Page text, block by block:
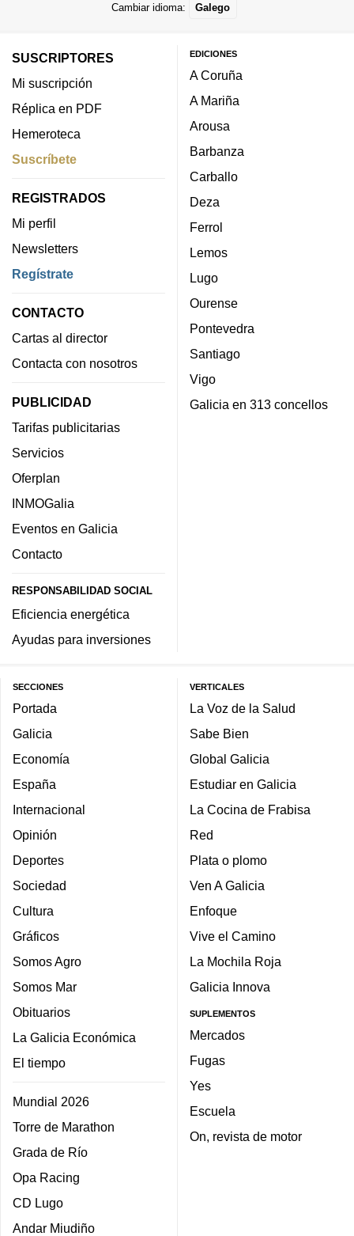
Cambiar idioma: Galego
SUSCRIPTORES
Mi suscripción
Réplica en PDF
Hemeroteca
Suscríbete
REGISTRADOS
Mi perfil
Newsletters
Regístrate
CONTACTO
Cartas al director
Contacta con nosotros
PUBLICIDAD
Tarifas publicitarias
Servicios
Oferplan
INMOGalia
Eventos en Galicia
Contacto
RESPONSABILIDAD SOCIAL
Eficiencia energética
Ayudas para inversiones
EDICIONES
A Coruña
A Mariña
Arousa
Barbanza
Carballo
Deza
Ferrol
Lemos
Lugo
Ourense
Pontevedra
Santiago
Vigo
Galicia en 313 concellos
SECCIONES
Portada
Galicia
Economía
España
Internacional
Opinión
Deportes
Sociedad
Cultura
Gráficos
Somos Agro
Somos Mar
Obituarios
La Galicia Económica
El tiempo
Mundial 2026
Torre de Marathon
Grada de Río
Opa Racing
CD Lugo
Andar Miudiño
VERTICALES
La Voz de la Salud
Sabe Bien
Global Galicia
Estudiar en Galicia
La Cocina de Frabisa
Red
Plata o plomo
Ven A Galicia
Enfoque
Vive el Camino
La Mochila Roja
Galicia Innova
SUPLEMENTOS
Mercados
Fugas
Yes
Escuela
On, revista de motor